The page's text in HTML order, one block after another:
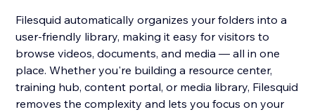
Filesquid automatically organizes your folders into a
user-friendly library, making it easy for visitors to
browse videos, documents, and media — all in one
place. Whether you're building a resource center,
training hub, content portal, or media library, Filesquid
removes the complexity and lets you focus on your